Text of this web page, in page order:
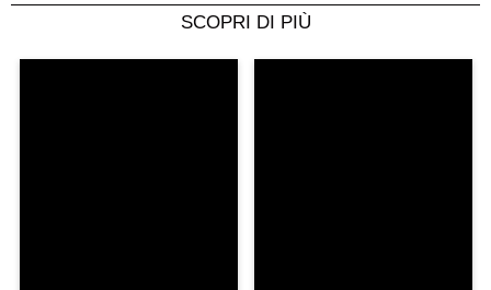
Condividi un video o una foto
Il tuo video potrebbe essere il primo. Immaginalo...
SCOPRI DI PIÙ